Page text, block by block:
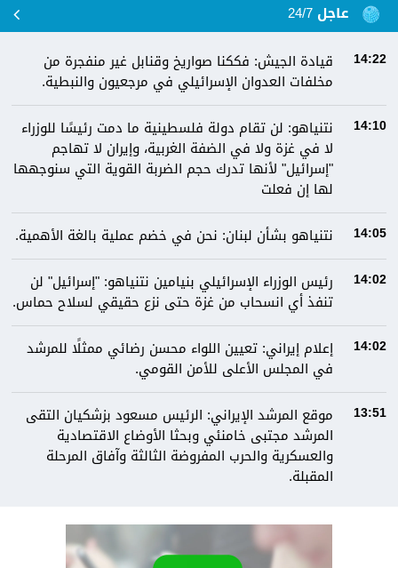
عاجل 24/7
14:22
قيادة الجيش: فككنا صواريخ وقنابل غير منفجرة من
مخلفات العدوان الإسرائيلي في مرجعيون والنبطية.
14:10
نتنياهو: لن تقام دولة فلسطينية ما دمت رئيسًا للوزراء
لا في غزة ولا في الضفة الغربية، وإيران لا تهاجم
"إسرائيل" لأنها تدرك حجم الضربة القوية التي سنوجهها
لها إن فعلت
14:05 نتنياهو بشأن لبنان: نحن في خضم عملية بالغة الأهمية.
14:02
رئيس الوزراء الإسرائيلي بنيامين نتنياهو: "إسرائيل" لن
تنفذ أي انسحاب من غزة حتى نزع حقيقي لسلاح حماس.
14:02
إعلام إيراني: تعيين اللواء محسن رضائي ممثلًا للمرشد
في المجلس الأعلى للأمن القومي.
13:51
موقع المرشد الإيراني: الرئيس مسعود بزشكيان التقى
المرشد مجتبى خامنئي وبحثا الأوضاع الاقتصادية
والعسكرية والحرب المفروضة الثالثة وآفاق المرحلة
المقبلة.